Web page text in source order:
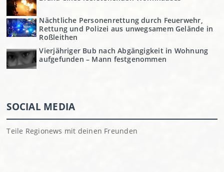
Nächtliche Personenrettung durch Feuerwehr,
Rettung und Polizei aus unwegsamem Gelände in
Roßleithen
Vierjähriger Bub nach Abgängigkeit in Wohnung
aufgefunden – Mann festgenommen
SOCIAL MEDIA
Teile Regionews mit deinen Freunden